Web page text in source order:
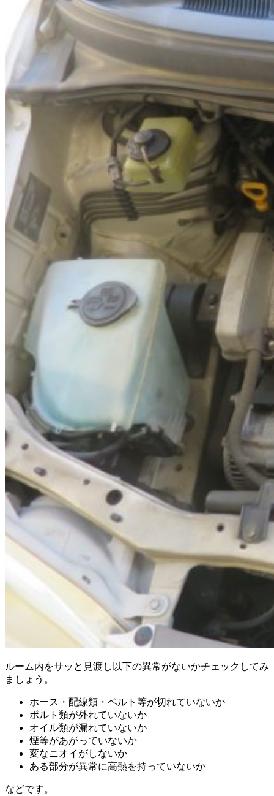
ルーム内をサッと見渡し以下の異常がないかチェックしてみ
ましょう。
ホース・配線類・ベルト等が切れていないか
ボルト類が外れていないか
オイル類が漏れていないか
煙等があがっていないか
変なニオイがしないか
ある部分が異常に高熱を持っていないか
などです。